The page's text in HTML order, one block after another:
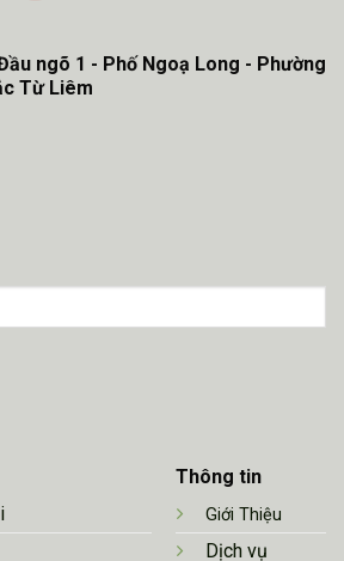
Thông tin
Giới Thiệu
Dịch vụ
ngõ 1 - Phố Ngoạ Long - Phường
Từ Liêm